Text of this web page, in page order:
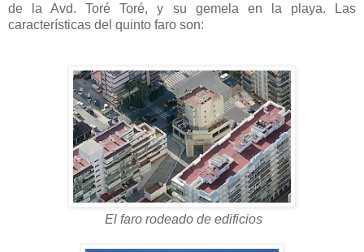
de la Avd. Toré Toré, y su gemela en la playa. Las
características del quinto faro son:
El faro rodeado de edificios